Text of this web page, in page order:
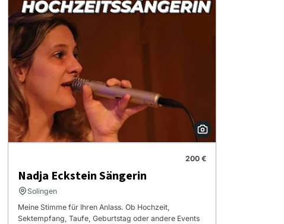
200 €
Nadja Eckstein Sängerin
Solingen
Meine Stimme für Ihren Anlass. Ob Hochzeit,
Sektempfang, Taufe, Geburtstag oder andere Events